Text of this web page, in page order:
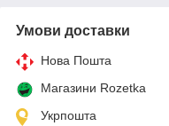
Умови доставки
Нова Пошта
Магазини Rozetka
Укрпошта